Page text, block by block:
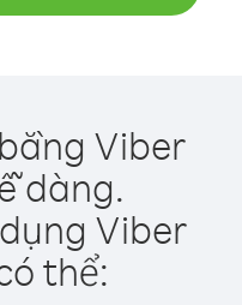
Viber
dàng.
Viber
thể: